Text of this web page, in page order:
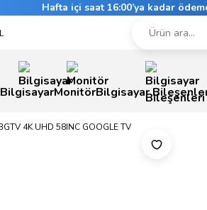
Hafta içi saat 16:00’ya kadar
BilgisayarMonitörBilgisayar